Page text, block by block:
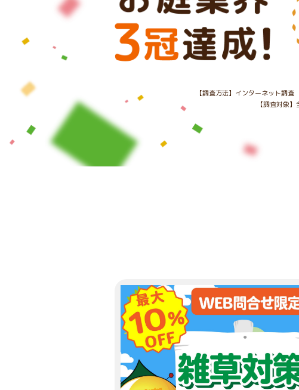
【調査方法】インターネット調
【調査対象